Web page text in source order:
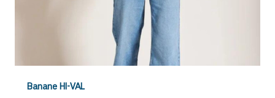
Banane HI-VAL